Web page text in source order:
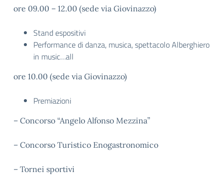
ore 09.00 – 12.00 (sede via Giovinazzo)
Stand espositivi
Performance di danza, musica, spettacolo Alberghiero
in music…all
ore 10.00 (sede via Giovinazzo)
Premiazioni
– Concorso “Angelo Alfonso Mezzina”
– Concorso Turistico Enogastronomico
– Tornei sportivi